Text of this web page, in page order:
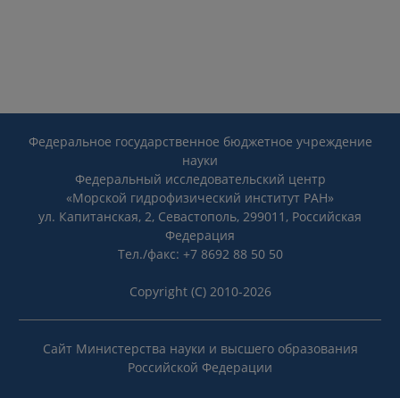
Федеральное государственное бюджетное учреждение
науки
Федеральный исследовательский центр
«Морской гидрофизический институт РАН»
ул. Капитанская, 2, Севастополь, 299011, Российская
Федерация
Тел./факс: +7 8692 88 50 50
Copyright (C) 2010-2026
Сайт Министерства науки и высшего образования
Российской Федерации